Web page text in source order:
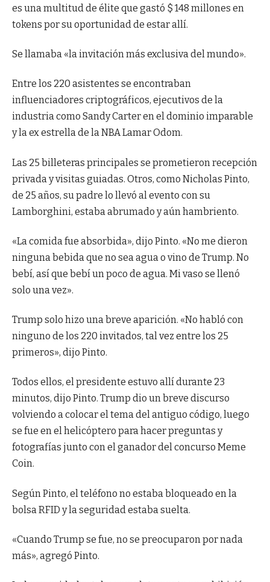
es una multitud de élite que gastó $ 148 millones en
tokens por su oportunidad de estar allí.
Se llamaba «la invitación más exclusiva del mundo».
Entre los 220 asistentes se encontraban
influenciadores criptográficos, ejecutivos de la
industria como Sandy Carter en el dominio imparable
y la ex estrella de la NBA Lamar Odom.
Las 25 billeteras principales se prometieron recepción
privada y visitas guiadas. Otros, como Nicholas Pinto,
de 25 años, su padre lo llevó al evento con su
Lamborghini, estaba abrumado y aún hambriento.
«La comida fue absorbida», dijo Pinto. «No me dieron
ninguna bebida que no sea agua o vino de Trump. No
bebí, así que bebí un poco de agua. Mi vaso se llenó
solo una vez».
Trump solo hizo una breve aparición. «No habló con
ninguno de los 220 invitados, tal vez entre los 25
primeros», dijo Pinto.
Todos ellos, el presidente estuvo allí durante 23
minutos, dijo Pinto. Trump dio un breve discurso
volviendo a colocar el tema del antiguo código, luego
se fue en el helicóptero para hacer preguntas y
fotografías junto con el ganador del concurso Meme
Coin.
Según Pinto, el teléfono no estaba bloqueado en la
bolsa RFID y la seguridad estaba suelta.
«Cuando Trump se fue, no se preocuparon por nada
más», agregó Pinto.